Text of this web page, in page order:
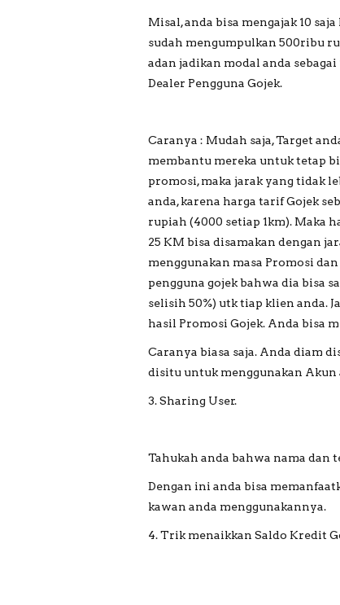
Misal, anda bisa mengajak 10
sudah mengumpulkan 500ribu
adan jadikan modal anda
Dealer Pengguna Gojek.
Caranya : Mudah saja, Target
membantu mereka untuk tetap
promosi, maka jarak yang tidak
anda, karena harga tarif Gojek
rupiah (4000 setiap 1km). Maka
25 KM bisa disamakan dengan
menggunakan masa Promosi
pengguna gojek bahwa dia bisa
selisih 50%) utk tiap klien anda.
hasil Promosi Gojek. Anda bisa
Caranya biasa saja. Anda diam
disitu untuk menggunakan Akun
3. Sharing User.
Tahukah anda bahwa nama dan
Dengan ini anda bisa
kawan anda menggunakannya.
4. Trik menaikkan Saldo Kredit